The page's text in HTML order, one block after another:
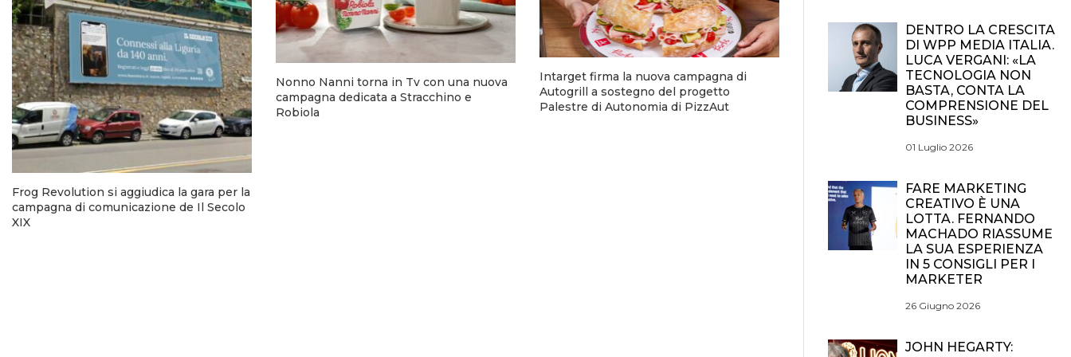
Frog Revolution si aggiudica la gara per la
campagna di comunicazione de Il Secolo
XIX
Nonno Nanni torna in Tv con una nuova
campagna dedicata a Stracchino e
Robiola
Intarget firma la nuova campagna di
Autogrill a sostegno del progetto
Palestre di Autonomia di PizzAut
DENTRO LA CRESCITA
DI WPP MEDIA ITALIA.
LUCA VERGANI: «LA
TECNOLOGIA NON
BASTA, CONTA LA
COMPRENSIONE DEL
BUSINESS»
01 Luglio 2026
FARE MARKETING
CREATIVO È UNA
LOTTA. FERNANDO
MACHADO RIASSUME
LA SUA ESPERIENZA
IN 5 CONSIGLI PER I
MARKETER
26 Giugno 2026
JOHN HEGARTY: